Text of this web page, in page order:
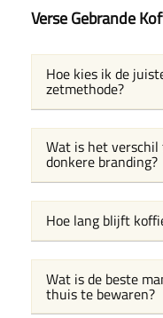
Verse Gebrande
Hoe kies ik de
zetmethode?
Wat is het
donkere branding?
Hoe lang blijft
Wat is de beste
thuis te bewaren?